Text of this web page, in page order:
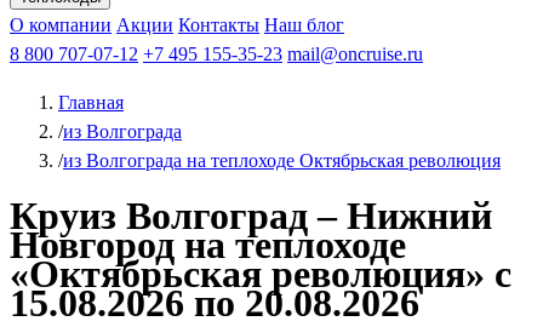
Чебоксарыиз Волгоградаиз Саратова Все города
КазаньВ Нижний НовгородВ ПермьВ Ростов-на-Дону
РыбинскНа СоловкиНа ВалаамПо ОкеПо Енисею
Афанасий Никитин Октябрьская революция
ФединАлександр СвешниковИван
МироновА.С.Попов
О компании Акции Контакты Наш блог
8 800 707-07-12 +7 495 155-35-23 mail@oncruise.ru
Главная
/из Волгограда
/из Волгограда на теплоходе Октябрьская революция
Круиз Волгоград – Нижний
Новгород на теплоходе
«Октябрьская революция» с
15.08.2026 по 20.08.2026